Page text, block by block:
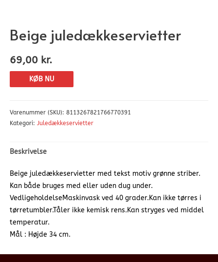
Beige juledækkeservietter
69,00 kr.
KØB NU
Varenummer (SKU): 8113267821766770391
Kategori: Juledækkeservietter
Beskrivelse
Beige juledækkeservietter med tekst motiv grønne striber.
Kan både bruges med eller uden dug under.
VedligeholdelseMaskinvask ved 40 grader.Kan ikke tørres i
tørretumbler.Tåler ikke kemisk rens.Kan stryges ved middel
temperatur.
Mål : Højde 34 cm.